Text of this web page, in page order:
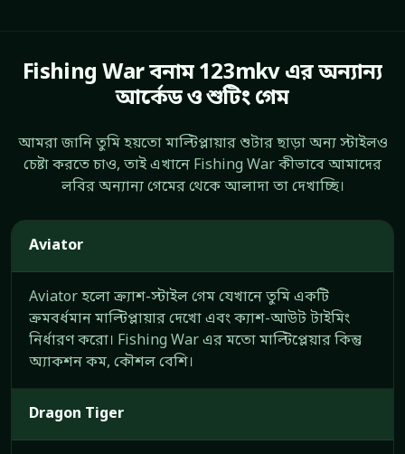
Fishing War বনাম 123mkv এর অন্যান্য
আর্কেড ও শুটিং গেম
আমরা জানি তুমি হয়তো মাল্টিপ্লায়ার শুটার ছাড়া অন্য স্টাইলও
চেষ্টা করতে চাও, তাই এখানে Fishing War কীভাবে আমাদের
লবির অন্যান্য গেমের থেকে আলাদা তা দেখাচ্ছি।
Aviator
Aviator হলো ক্র্যাশ-স্টাইল গেম যেখানে তুমি একটি
ক্রমবর্ধমান মাল্টিপ্লায়ার দেখো এবং ক্যাশ-আউট টাইমিং
নির্ধারণ করো। Fishing War এর মতো মাল্টিপ্লেয়ার কিন্তু
অ্যাকশন কম, কৌশল বেশি।
Dragon Tiger